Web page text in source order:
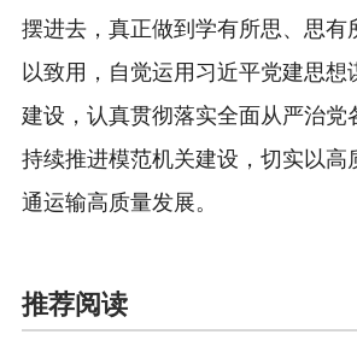
摆进去，真正做到学有所思、思有
以致用，自觉运用习近平党建思想
建设，认真贯彻落实全面从严治党
持续推进模范机关建设，切实以高
通运输高质量发展。
推荐阅读